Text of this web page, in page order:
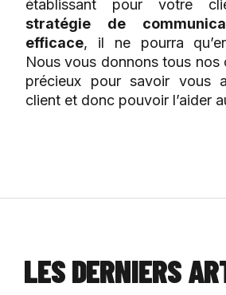
établissant pour votre
stratégie de
efficace, il ne pourra
Nous vous donnons tous nos
précieux pour savoir vous
client et donc pouvoir l’aider
LES DERNIERS